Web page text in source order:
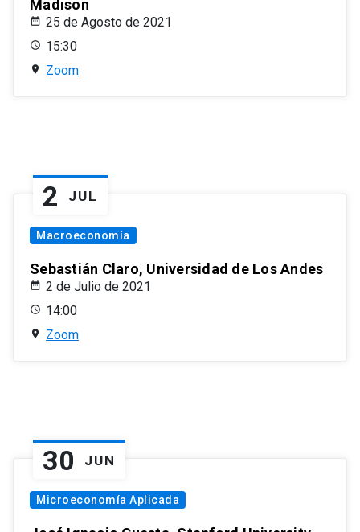
Madison
25 de Agosto de 2021
15:30
Zoom
2 JUL
Macroeconomía
Sebastián Claro, Universidad de Los Andes
2 de Julio de 2021
14:00
Zoom
30 JUN
Microeconomía Aplicada